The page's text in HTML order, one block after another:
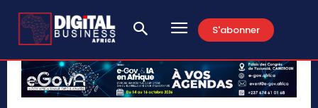
S'abonner